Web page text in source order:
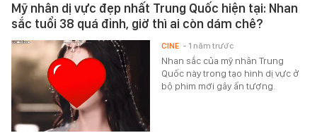
Mỹ nhân dị vực đẹp nhất Trung Quốc hiện tại: Nhan
sắc tuổi 38 quá đỉnh, giờ thì ai còn dám chê?
Nhan sắc của mỹ nhân Trung
Quốc này trong tạo hình dị vực ở
bộ phim mới gây ấn tượng.
CINE - 1 năm trước